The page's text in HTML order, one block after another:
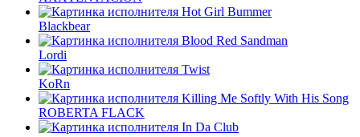
Hot Girl Bummer
Blackbear
Blood Red Sandman
Lordi
Twist
KoRn
Killing Me Softly With His Song
ROBERTA FLACK
In Da Club